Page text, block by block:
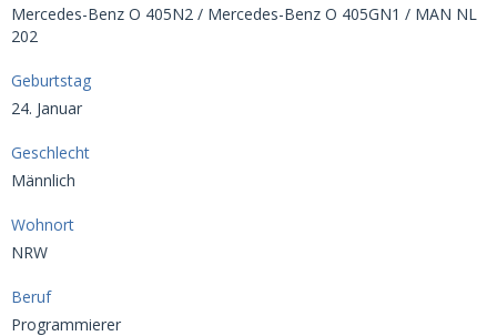
Mercedes-Benz O 405N2 / Mercedes-Benz O 405GN1 / MAN NL
202
Geburtstag
24. Januar
Geschlecht
Männlich
Wohnort
NRW
Beruf
Programmierer